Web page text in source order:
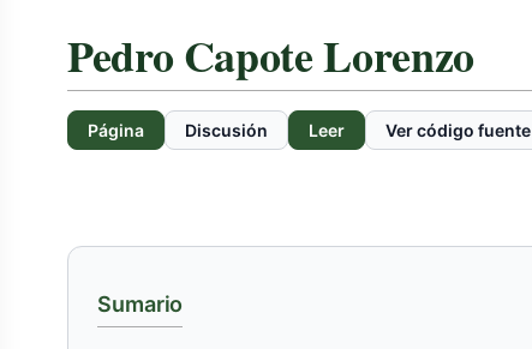
Pedro Capote Lorenzo
Página Discusión Leer Ver código fuente
Sumario